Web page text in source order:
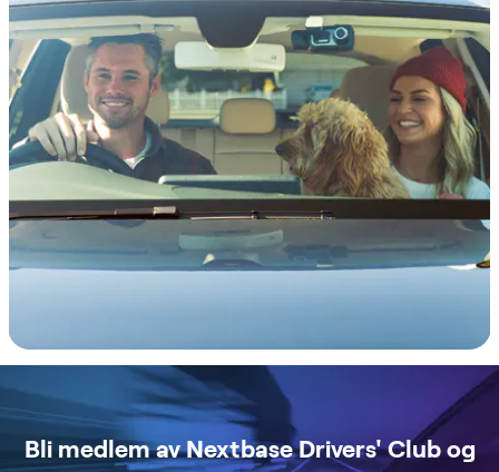
Bli medlem av Nextbase Drivers' Club og